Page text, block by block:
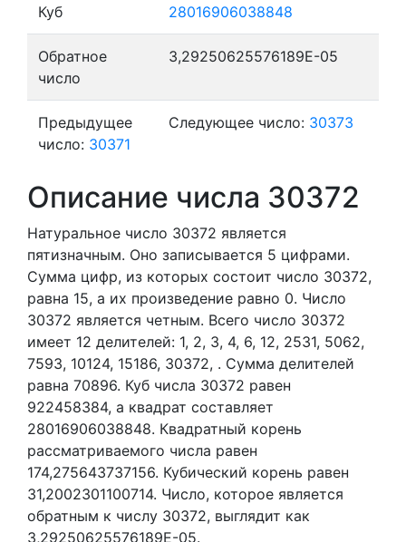
Куб 28016906038848
Обратное
число
3,29250625576189E-05
Предыдущее
число: 30371
Следующее число: 30373
Описание числа 30372
Натуральное число 30372 является
пятизначным. Оно записывается 5 цифрами.
Сумма цифр, из которых состоит число 30372,
равна 15, а их произведение равно 0. Число
30372 является четным. Всего число 30372
имеет 12 делителей: 1, 2, 3, 4, 6, 12, 2531, 5062,
7593, 10124, 15186, 30372, . Сумма делителей
равна 70896. Куб числа 30372 равен
922458384, а квадрат составляет
28016906038848. Квадратный корень
рассматриваемого числа равен
174,275643737156. Кубический корень равен
31,2002301100714. Число, которое является
обратным к числу 30372, выглядит как
3,29250625576189E-05.